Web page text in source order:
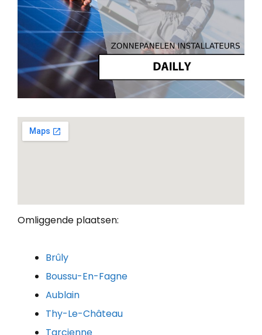
Omliggende plaatsen:
Brûly
Boussu-En-Fagne
Aublain
Thy-Le-Château